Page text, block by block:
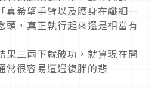
真希望手臂以及腰身在纖細一
頭，真正執行起來還是相當有
果三兩下就破功，就算現在開
常很容易遭遇復胖的悲